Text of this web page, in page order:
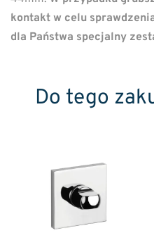
kontakt w celu
dla Państwa specjalny
Do tego